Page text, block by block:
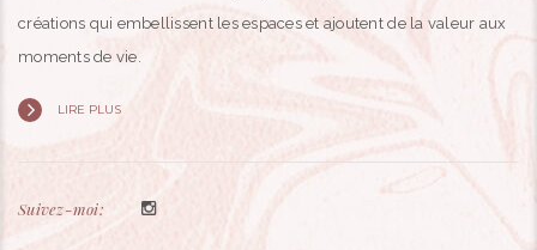
créations qui embellissent les espaces et ajoutent de la valeur aux
moments de vie.
LIRE PLUS
Suivez-moi: